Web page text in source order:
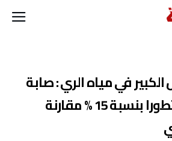
في مياه الري : صابة
الفراولة تسجل تطورا بنسبة 15 % مقارنة